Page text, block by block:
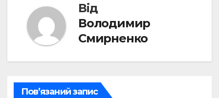
Від
Володимир
Смирненко
Пов’язаний запис